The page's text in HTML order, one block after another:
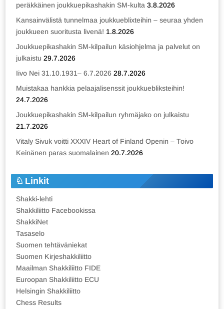
peräkkäinen joukkuepikashakin SM-kulta 3.8.2026
Kansainvälistä tunnelmaa joukkueblixteihin – seuraa yhden
joukkueen suoritusta livenä! 1.8.2026
Joukkuepikashakin SM-kilpailun käsiohjelma ja palvelut on
julkaistu 29.7.2026
Iivo Nei 31.10.1931– 6.7.2026 28.7.2026
Muistakaa hankkia pelaajalisenssit joukkuebliksteihin!
24.7.2026
Joukkuepikashakin SM-kilpailun ryhmäjako on julkaistu
21.7.2026
Vitaly Sivuk voitti XXXIV Heart of Finland Openin – Toivo
Keinänen paras suomalainen 20.7.2026
Linkit
Shakki-lehti
Shakkiliitto Facebookissa
ShakkiNet
Tasaselo
Suomen tehtäväniekat
Suomen Kirjeshakkiliitto
Maailman Shakkiliitto FIDE
Euroopan Shakkiliitto ECU
Helsingin Shakkiliitto
Chess Results